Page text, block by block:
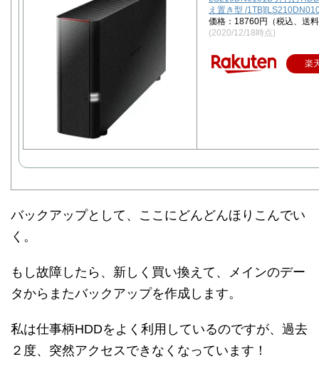
え置き型 /
価格：18760円（税込、送
(2020/12/18時点)
楽
バックアップとして、ここにどんどんほりこんでい
く。
もし故障したら、新しく買い換えて、メインのデー
タからまたバックアップを作成します。
私は仕事柄HDDをよく利用しているのですが、過去
２度、突然アクセスできなくなっています！